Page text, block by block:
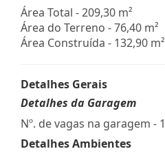
Área Total - 209,30 m²
Área do Terreno - 76,40 m²
Área Construída - 132,90 m²
Detalhes Gerais
Detalhes da Garagem
Nº. de vagas na garagem - 1
Detalhes Ambientes